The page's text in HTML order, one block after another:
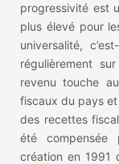
progressivité est
plus élevé pour
universalité,
régulièrement
revenu touche
fiscaux du pays
des recettes
été compensée
création en 1991